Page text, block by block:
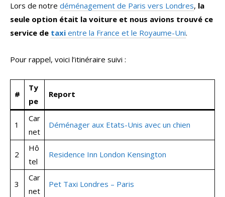
Lors de notre déménagement de Paris vers Londres, la
seule option était la voiture et nous avions trouvé ce
service de taxi entre la France et le Royaume-Uni.
Pour rappel, voici l’itinéraire suivi :
#
Ty
pe
Report
1
Car
net
Déménager aux Etats-Unis avec un chien
2
Hô
tel
Residence Inn London Kensington
3
Car
net
Pet Taxi Londres – Paris